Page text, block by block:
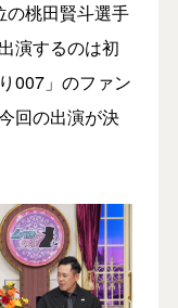
の桃田賢斗選手
演するのは初
007」のファン
回の出演が決